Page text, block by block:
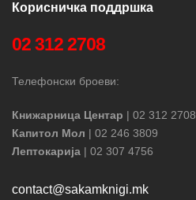
Корисничка поддршка
02 312 2708
Телефонски броеви:
Книжарница Центар | 02 312 2708
Капитол Мол | 02 246 3809
Лептокарија | 02 307 4756
contact@sakamknigi.mk